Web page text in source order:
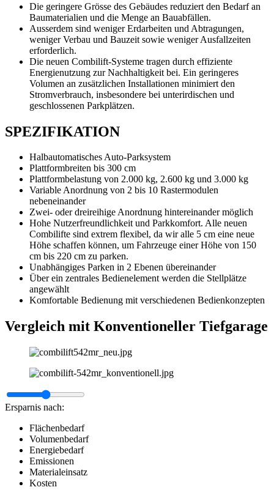
Die geringere Grösse des Gebäudes reduziert den Bedarf an
Baumaterialien und die Menge an Bauabfällen.
Ausserdem sind weniger Erdarbeiten und Abtragungen,
weniger Verbau und Bauzeit sowie weniger Ausfallzeiten
erforderlich.
Die neuen Combilift-Systeme tragen durch effiziente
Energienutzung zur Nachhaltigkeit bei. Ein geringeres
Volumen an zusätzlichen Installationen minimiert den
Stromverbrauch, insbesondere bei unterirdischen und
geschlossenen Parkplätzen.
SPEZIFIKATION
Halbautomatisches Auto-Parksystem
Plattformbreiten bis 300 cm
Plattformbelastung von 2.000 kg, 2.600 kg und 3.000 kg
Variable Anordnung von 2 bis 10 Rastermodulen
nebeneinander
Zwei- oder dreireihige Anordnung hintereinander möglich
Hohe Nutzerfreundlichkeit und Parkkomfort. Alle neuen
Combilifte sind extrem flexibel, da wir alle 5 cm eine neue
Höhe schaffen können, um Fahrzeuge einer Höhe von 150
cm bis 220 cm zu parken.
Unabhängiges Parken in 2 Ebenen übereinander
Über ein zentrales Bedienelement werden die Stellplätze
angewählt
Komfortable Bedienung mit verschiedenen Bedienkonzepten
Vergleich mit Konventioneller Tiefgarage
Ersparnis nach:
Flächenbedarf
Volumenbedarf
Energiebedarf
Emissionen
Materialeinsatz
Kosten